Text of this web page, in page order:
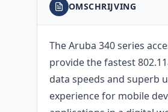
OMSCHRIJVING
The Aruba 340 series
provide the fastest
data speeds and superb
experience for mobile